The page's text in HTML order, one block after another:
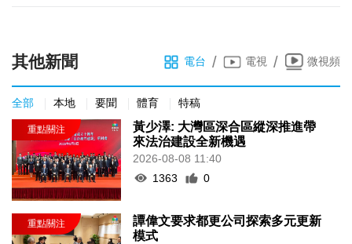
其他新聞 電台 / 電視 / 微視頻
全部 本地 要聞 體育 特稿
黃少澤: 大灣區深合區縱深推進帶
來法治建設全新機遇
2026-08-08 11:40
1363
0
譚偉文要求都更公司探索多元更新
模式